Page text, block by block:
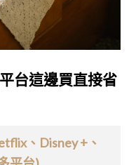
台這邊買直接省
、Disney +、